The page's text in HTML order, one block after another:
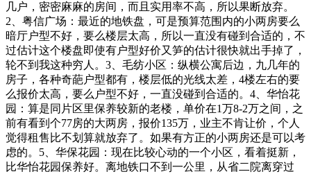
几户，密密麻麻的房间，而且实用率不高，所以果断放弃。
2、粤信广场：最近的地铁盘，可是预算范围内的小两房要么
暗厅户型不好，要么楼层太高，所以一直没有碰到合适的，不
过估计这个楼盘即使有户型好价又笋的估计很快就出手掉了，
轮不到我这种穷人。 3、毛纺小区：纵横公寓后边，九几年的
房子，各种奇葩户型都有，楼层低的光线太差，4楼左右的要
么报价太高，要么户型不好，一直没碰到合适的。4、华怡花
园：算是同片区里保养较新的老楼，单价在1万8-2万之间，之
前有看到个77房的大两房，报价135万，业主不肯让价，个人
觉得租售比不划算就放弃了。如果有方正的小两房还是可以考
虑的。5、华保花园：现在比较心动的一个小区，看着挺新，
比华怡花园保养好。离地铁口不到一公里，从省二院离穿过